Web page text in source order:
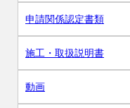
申請関係認定書類
施工・取扱説明書
動画